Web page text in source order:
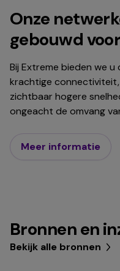
Onze
gebouwd
Bij Extreme bieden we
krachtige
zichtbaar hogere
ongeacht de omvang
Meer informatie
Bronnen en
Bekijk alle bronnen